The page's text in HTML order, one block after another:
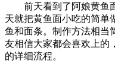
前天看到了阿娘黄鱼面
天就把黄鱼面小吃的简单
鱼和面条。制作方法相当
友相信大家都会喜欢上的
的详细流程。